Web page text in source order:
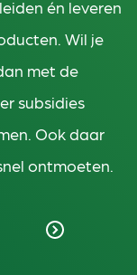
én leveren
Wil je
met de
subsidies
Ook daar
ontmoeten.